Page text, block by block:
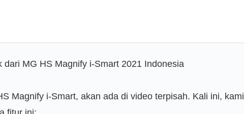
dari MG HS Magnify i-Smart 2021 Indonesia
Magnify i-Smart, akan ada di video terpisah. Kali ini, kami